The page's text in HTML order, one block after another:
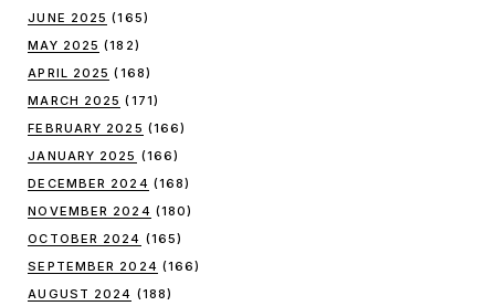
JUNE 2025 (165)
MAY 2025 (182)
APRIL 2025 (168)
MARCH 2025 (171)
FEBRUARY 2025 (166)
JANUARY 2025 (166)
DECEMBER 2024 (168)
NOVEMBER 2024 (180)
OCTOBER 2024 (165)
SEPTEMBER 2024 (166)
AUGUST 2024 (188)